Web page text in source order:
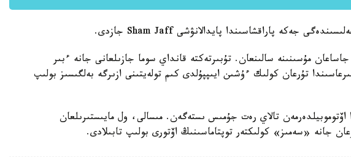
مۇسىنىنە سالىنعان. تۇبىرتەكتە قانداي سوما جازىلعانى جانە ءبىر
تۇرعان كولىك ءۇشىن ايىپپۇلدى كىم تولەيتىنى ازىرگە بەلگىسىز بولىپ
اۆتوموبيلدەرمەن تالاي رەت جۇمىس ىستەگەن. مىسالى، ول مايىستىرىلعان